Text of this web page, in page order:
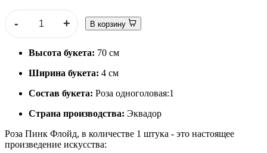
- + В корзину
Высота букета: 70 см
Ширина букета: 4 см
Состав букета: Роза одноголовая:1
Страна производства: Эквадор
Роза Пинк Флойд, в количестве 1 штука - это настоящее
произведение искусства: